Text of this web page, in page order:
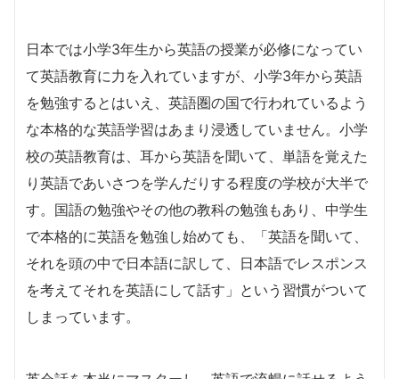
日本では小学3年生から英語の授業が必修になってい
て英語教育に力を入れていますが、小学3年から英語
を勉強するとはいえ、英語圏の国で行われているよう
な本格的な英語学習はあまり浸透していません。小学
校の英語教育は、耳から英語を聞いて、単語を覚えた
り英語であいさつを学んだりする程度の学校が大半で
す。国語の勉強やその他の教科の勉強もあり、中学生
で本格的に英語を勉強し始めても、「英語を聞いて、
それを頭の中で日本語に訳して、日本語でレスポンス
を考えてそれを英語にして話す」という習慣がついて
しまっています。